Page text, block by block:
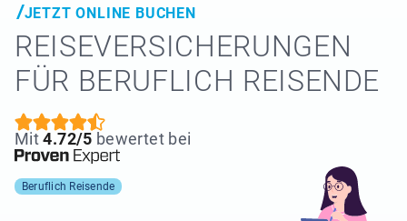
JETZT ONLINE BUCHEN
REISE­VERSICHERUNGEN
FÜR BERUFLICH REISENDE
Mit4.72/5 bewertet bei
Beruflich Reisende